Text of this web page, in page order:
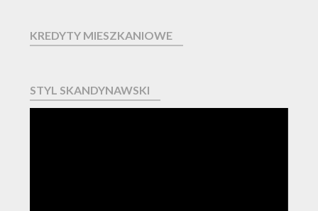
KREDYTY MIESZKANIOWE
STYL SKANDYNAWSKI